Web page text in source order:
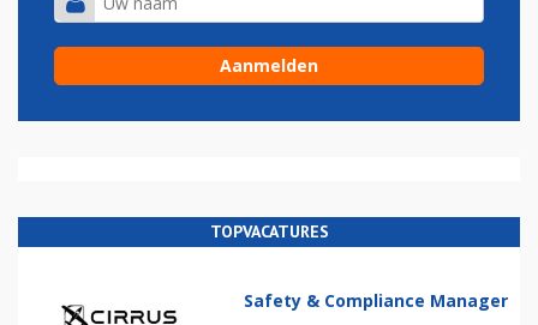
TOPVACATURES
Safety & Compliance Manager